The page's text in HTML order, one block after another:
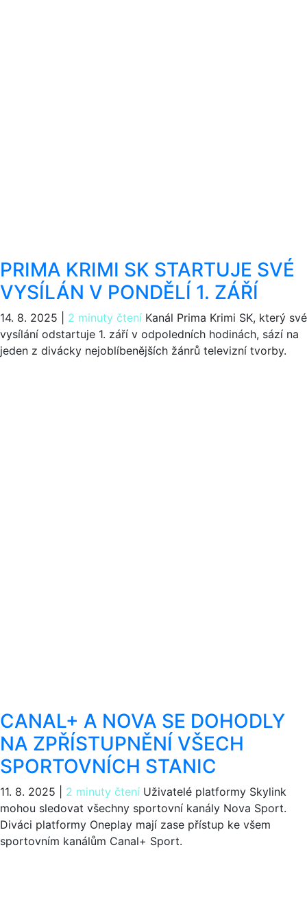
PRIMA KRIMI SK STARTUJE SVÉ
VYSÍLÁN V PONDĚLÍ 1. ZÁŘÍ
14. 8. 2025 2 minuty čtení Kanál Prima Krimi SK, který své
vysílání odstartuje 1. září v odpoledních hodinách, sází na
jeden z divácky nejoblíbenějších žánrů televizní tvorby.
CANAL+ A NOVA SE DOHODLY
NA ZPŘÍSTUPNĚNÍ VŠECH
SPORTOVNÍCH STANIC
11. 8. 2025 2 minuty čtení Uživatelé platformy Skylink
mohou sledovat všechny sportovní kanály Nova Sport.
Diváci platformy Oneplay mají zase přístup ke všem
sportovním kanálům Canal+ Sport.